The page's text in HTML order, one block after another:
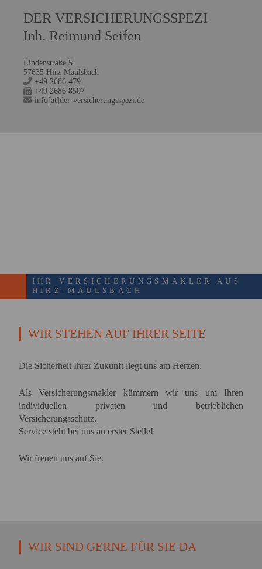
DER VERSICHERUNGSSPEZI
Inh. Reimund Seifen
Lindenstraße 5
57635 Hirz-Maulsbach
+49 2686 479
+49 2686 8507
info[at]der-versicherungsspezi.de
IHR VERSICHERUNGSMAKLER AUS
HIRZ-MAULSBACH
WIR STEHEN AUF IHRER SEITE
Die Sicherheit Ihrer Zukunft liegt uns am Herzen.
Als Versicherungsmakler kümmern wir uns um Ihren
individuellen privaten und betrieblichen
Versicherungsschutz.
Service steht bei uns an erster Stelle!
Wir freuen uns auf Sie.
WIR SIND GERNE FÜR SIE DA